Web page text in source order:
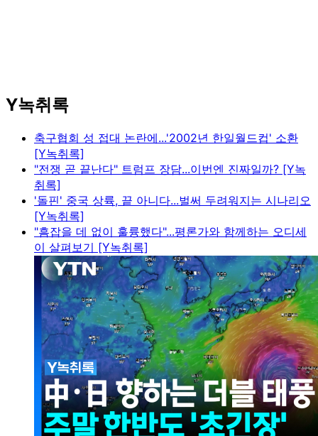
Y녹취록
축구협회 성 접대 논란에...'2002년 한일월드컵' 소환
[Y녹취록]
"전쟁 곧 끝난다" 트럼프 장담...이번엔 진짜일까? [Y녹
취록]
'돌핀' 중국 상륙, 끝 아니다...벌써 두려워지는 시나리오
[Y녹취록]
"흠잡을 데 없이 훌륭했다"...평론가와 함께하는 오디세
이 살펴보기 [Y녹취록]